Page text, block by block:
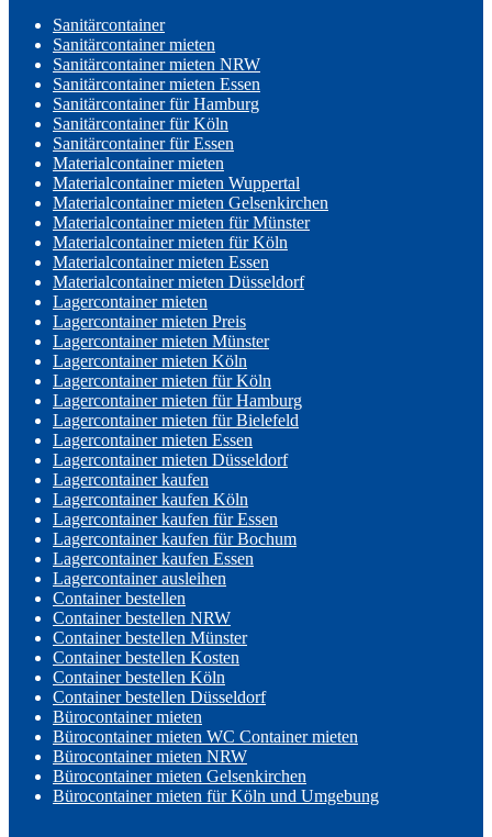
Sanitärcontainer
Sanitärcontainer mieten
Sanitärcontainer mieten NRW
Sanitärcontainer mieten Essen
Sanitärcontainer für Hamburg
Sanitärcontainer für Köln
Sanitärcontainer für Essen
Materialcontainer mieten
Materialcontainer mieten Wuppertal
Materialcontainer mieten Gelsenkirchen
Materialcontainer mieten für Münster
Materialcontainer mieten für Köln
Materialcontainer mieten Essen
Materialcontainer mieten Düsseldorf
Lagercontainer mieten
Lagercontainer mieten Preis
Lagercontainer mieten Münster
Lagercontainer mieten Köln
Lagercontainer mieten für Köln
Lagercontainer mieten für Hamburg
Lagercontainer mieten für Bielefeld
Lagercontainer mieten Essen
Lagercontainer mieten Düsseldorf
Lagercontainer kaufen
Lagercontainer kaufen Köln
Lagercontainer kaufen für Essen
Lagercontainer kaufen für Bochum
Lagercontainer kaufen Essen
Lagercontainer ausleihen
Container bestellen
Container bestellen NRW
Container bestellen Münster
Container bestellen Kosten
Container bestellen Köln
Container bestellen Düsseldorf
Bürocontainer mieten
Bürocontainer mieten WC Container mieten
Bürocontainer mieten NRW
Bürocontainer mieten Gelsenkirchen
Bürocontainer mieten für Köln und Umgebung